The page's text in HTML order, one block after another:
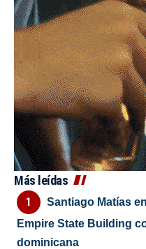
Más leídas
Santiago Matías
Empire State Building
dominicana